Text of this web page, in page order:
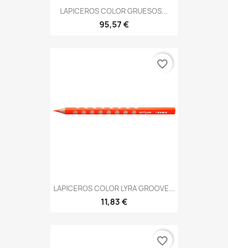
LAPICEROS COLOR GRUESOS...
95,57 €
LAPICEROS COLOR LYRA GROOVE...
11,83 €
favorite_border
favorite_border